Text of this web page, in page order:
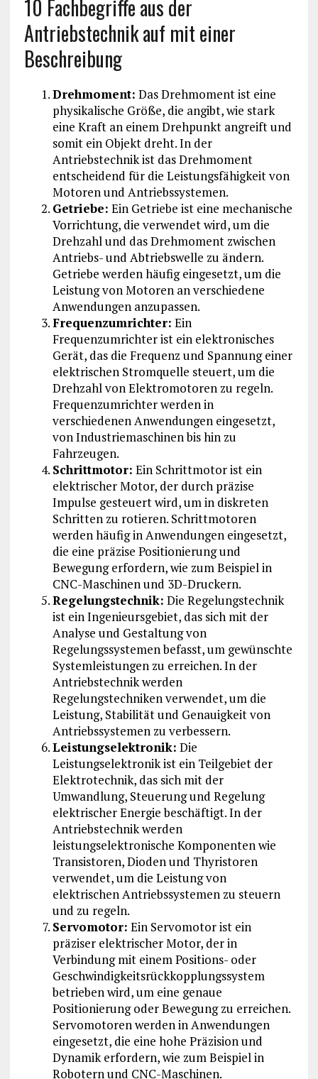
10 Fachbegriffe aus der
Antriebstechnik auf mit einer
Beschreibung
Drehmoment: Das Drehmoment ist eine
physikalische Größe, die angibt, wie stark
eine Kraft an einem Drehpunkt angreift und
somit ein Objekt dreht. In der
Antriebstechnik ist das Drehmoment
entscheidend für die Leistungsfähigkeit von
Motoren und Antriebssystemen.
Getriebe: Ein Getriebe ist eine mechanische
Vorrichtung, die verwendet wird, um die
Drehzahl und das Drehmoment zwischen
Antriebs- und Abtriebswelle zu ändern.
Getriebe werden häufig eingesetzt, um die
Leistung von Motoren an verschiedene
Anwendungen anzupassen.
Frequenzumrichter: Ein
Frequenzumrichter ist ein elektronisches
Gerät, das die Frequenz und Spannung einer
elektrischen Stromquelle steuert, um die
Drehzahl von Elektromotoren zu regeln.
Frequenzumrichter werden in
verschiedenen Anwendungen eingesetzt,
von Industriemaschinen bis hin zu
Fahrzeugen.
Schrittmotor: Ein Schrittmotor ist ein
elektrischer Motor, der durch präzise
Impulse gesteuert wird, um in diskreten
Schritten zu rotieren. Schrittmotoren
werden häufig in Anwendungen eingesetzt,
die eine präzise Positionierung und
Bewegung erfordern, wie zum Beispiel in
CNC-Maschinen und 3D-Druckern.
Regelungstechnik: Die Regelungstechnik
ist ein Ingenieursgebiet, das sich mit der
Analyse und Gestaltung von
Regelungssystemen befasst, um gewünschte
Systemleistungen zu erreichen. In der
Antriebstechnik werden
Regelungstechniken verwendet, um die
Leistung, Stabilität und Genauigkeit von
Antriebssystemen zu verbessern.
Leistungselektronik: Die
Leistungselektronik ist ein Teilgebiet der
Elektrotechnik, das sich mit der
Umwandlung, Steuerung und Regelung
elektrischer Energie beschäftigt. In der
Antriebstechnik werden
leistungselektronische Komponenten wie
Transistoren, Dioden und Thyristoren
verwendet, um die Leistung von
elektrischen Antriebssystemen zu steuern
und zu regeln.
Servomotor: Ein Servomotor ist ein
präziser elektrischer Motor, der in
Verbindung mit einem Positions- oder
Geschwindigkeitsrückkopplungssystem
betrieben wird, um eine genaue
Positionierung oder Bewegung zu erreichen.
Servomotoren werden in Anwendungen
eingesetzt, die eine hohe Präzision und
Dynamik erfordern, wie zum Beispiel in
Robotern und CNC-Maschinen.